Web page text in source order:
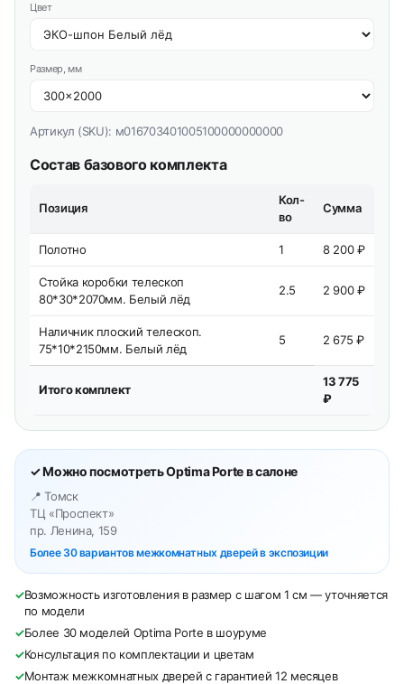
Цвет
Размер, мм
Артикул (SKU): м016703401005100000000000
Состав базового комплекта
Позиция
Кол-
во
Сумма
Полотно 1 8 200 ₽
Стойка коробки телескоп
80*30*2070мм. Белый лёд
2.5 2 900 ₽
Наличник плоский телескоп.
75*10*2150мм. Белый лёд
5 2 675 ₽
Итого комплект
13 775
₽
✓ Можно посмотреть Optima Porte в салоне
📍 Томск
ТЦ «Проспект»
пр. Ленина, 159
Более 30 вариантов межкомнатных дверей в экспозиции
✓Возможность изготовления в размер с шагом 1 см — уточняется
по модели
✓Более 30 моделей Optima Porte в шоуруме
✓Консультация по комплектации и цветам
✓Монтаж межкомнатных дверей с гарантией 12 месяцев